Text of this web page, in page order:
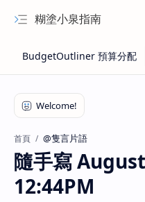
糊塗小泉指南
首頁 @隻言片語
隨手寫
12:44PM